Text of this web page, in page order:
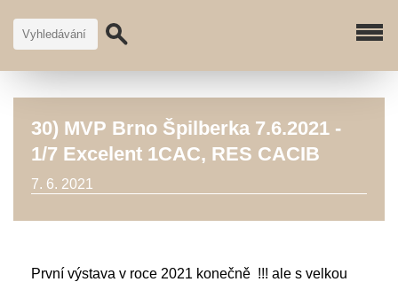
30) MVP Brno Špilberka 7.6.2021 -
1/7 Excelent 1CAC, RES CACIB
7. 6. 2021
První výstava v roce 2021 konečně !!! ale s velkou